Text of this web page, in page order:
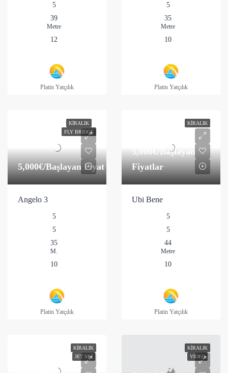
5
39
Metre
12
Platin Yatçılık
5
35
Metre
10
Platin Yatçılık
KIRALIK
FLY BRIDGE
5,000€/Başlayan Fiyat
Angelo 3
5
5
35
M.
10
Platin Yatçılık
KIRALIK
5,000€/Başlayan
Fiyatlar
Ubi Bene
5
5
44
Metre
10
Platin Yatçılık
KIRALIK
JET SKI
KIRALIK
VIDEO